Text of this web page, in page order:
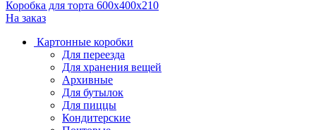
Коробка для торта 600x400x210
На заказ
Картонные коробки
Для переезда
Для хранения вещей
Архивные
Для бутылок
Для пиццы
Кондитерские